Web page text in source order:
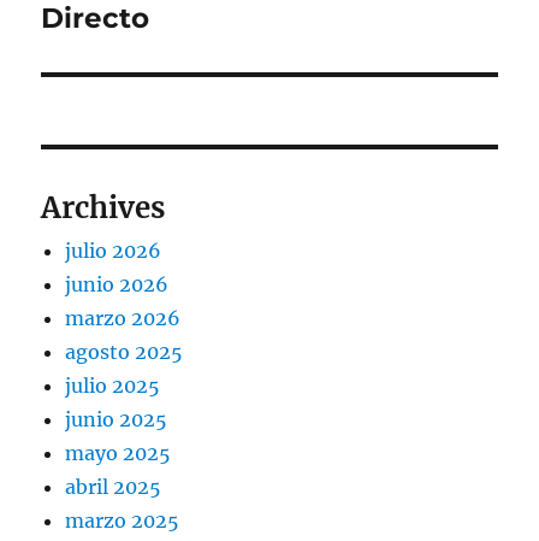
Directo
Archives
julio 2026
junio 2026
marzo 2026
agosto 2025
julio 2025
junio 2025
mayo 2025
abril 2025
marzo 2025